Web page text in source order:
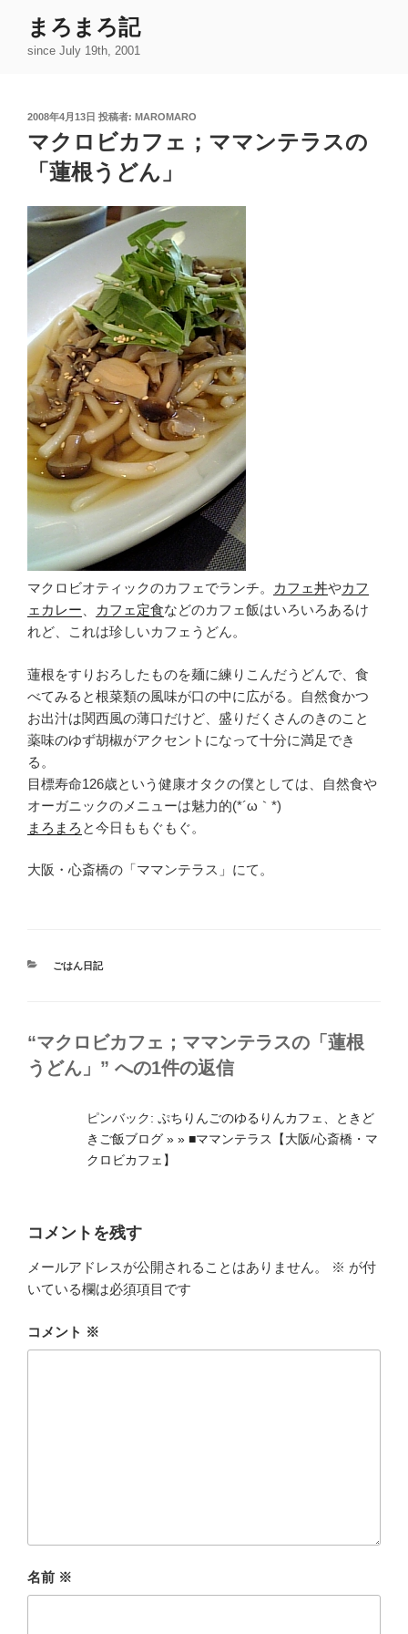
まろまろ記
since July 19th, 2001
投
日:
2008年4月13日 投稿者: MAROMARO
マクロビカフェ；ママンテラスの
「蓮根うどん」
マクロビオティックのカフェでランチ。 カフェ丼やカフ
ェカレー
カフェ定食などのカフェ飯はいろいろあるけ
れど、これは珍しいカフェうどん。
蓮根をすりおろしたものを麺に練りこんだうどんで、食
べてみると根菜類の風味が口の中に広がる。自然食かつ
お出汁は関西風の薄口だけど、盛りだくさんのきのこと
薬味のゆず胡椒がアクセントになって十分に満足でき
る。
目標寿命126歳という健康オタクの僕としては、自然食や
オーガニックのメニューは魅力的(*´ω｀*)
まろまろ と今日ももぐもぐ。
大阪・心斎橋の「ママンテラス」にて。
カ
ごはん日記
“マクロビカフェ；ママンテラスの「蓮根
うどん」” への1件の返信
ピンバック: ぷちりんごのゆるりんカフェ、ときど
きご飯ブログ » » ■ママンテラス【大阪/心斎橋・マ
クロビカフェ】
コメントを残す
メールアドレスが公開されることはありません。 ※ が付
いている欄は必須項目です
コメント ※
名前 ※